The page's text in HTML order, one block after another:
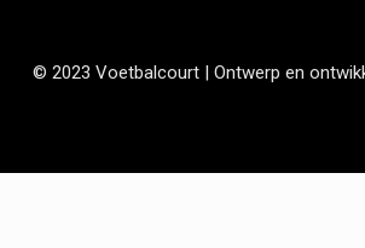
© 2023 Voetbalcourt | Ontwerp en